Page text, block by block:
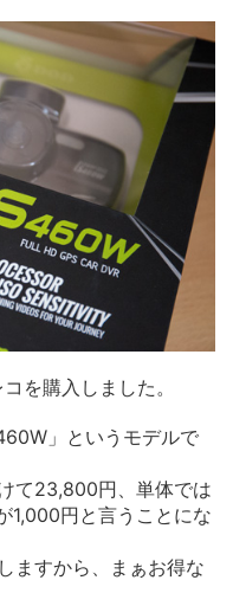
を購入しました。
」というモデルで
て23,800円、単体では
円と言うことにな
ますから、まぁお得な